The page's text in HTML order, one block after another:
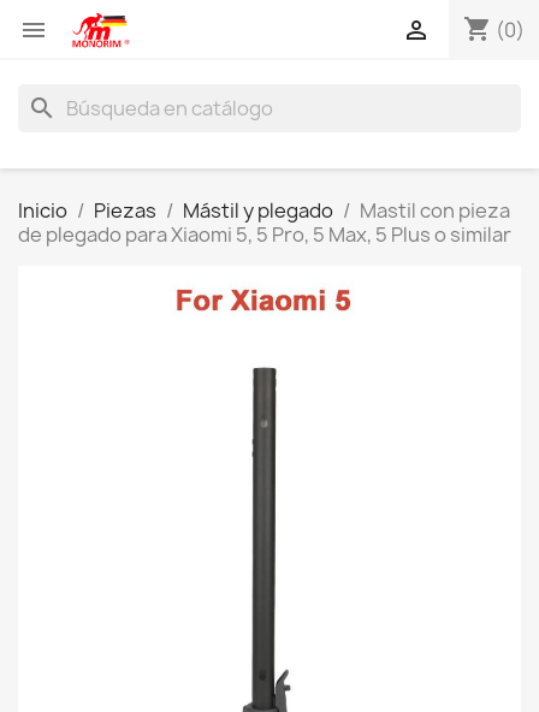
 shopping_cart (0)

search
Inicio Piezas Mástil y plegado
Mastil con pieza
de plegado para Xiaomi 5, 5 Pro, 5 Max, 5 Plus o similar